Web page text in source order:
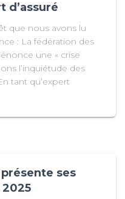
d’assuré
que nous avons lu
: La fédération des
une « crise
l’inquiétude des
tant qu’expert
ses